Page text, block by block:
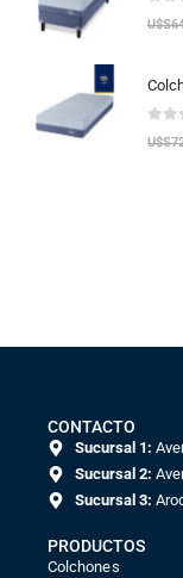
U$S
U$S
CONTACTO
Sucursal 1:
Sucursal 2:
Sucursal 3:
PRODUCTOS
Colchones